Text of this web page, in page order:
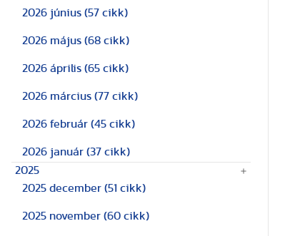
2026 június (57 cikk)
2026 május (68 cikk)
2026 április (65 cikk)
2026 március (77 cikk)
2026 február (45 cikk)
2026 január (37 cikk)
2025
2025 december (51 cikk)
2025 november (60 cikk)